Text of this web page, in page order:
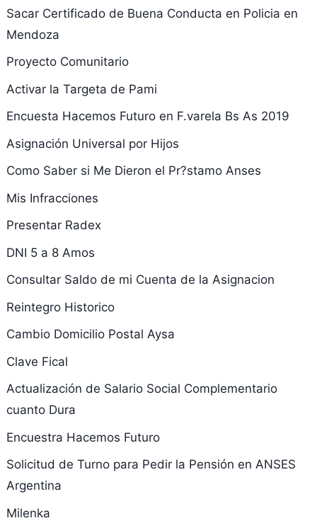
Sacar Certificado de Buena Conducta en Policia en
Mendoza
Proyecto Comunitario
Activar la Targeta de Pami
Encuesta Hacemos Futuro en F.varela Bs As 2019
Asignación Universal por Hijos
Como Saber si Me Dieron el Pr?stamo Anses
Mis Infracciones
Presentar Radex
DNI 5 a 8 Amos
Consultar Saldo de mi Cuenta de la Asignacion
Reintegro Historico
Cambio Domicilio Postal Aysa
Clave Fical
Actualización de Salario Social Complementario
cuanto Dura
Encuestra Hacemos Futuro
Solicitud de Turno para Pedir la Pensión en ANSES
Argentina
Milenka